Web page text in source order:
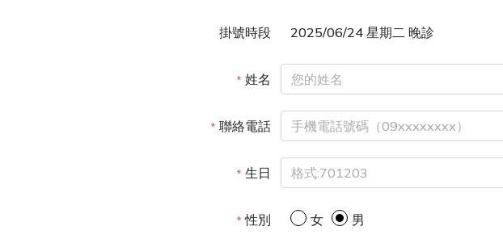
掛號時段 2025/06/24 星期二 晚診
* 姓名
* 聯絡電話
* 生日
* 性別 女 男